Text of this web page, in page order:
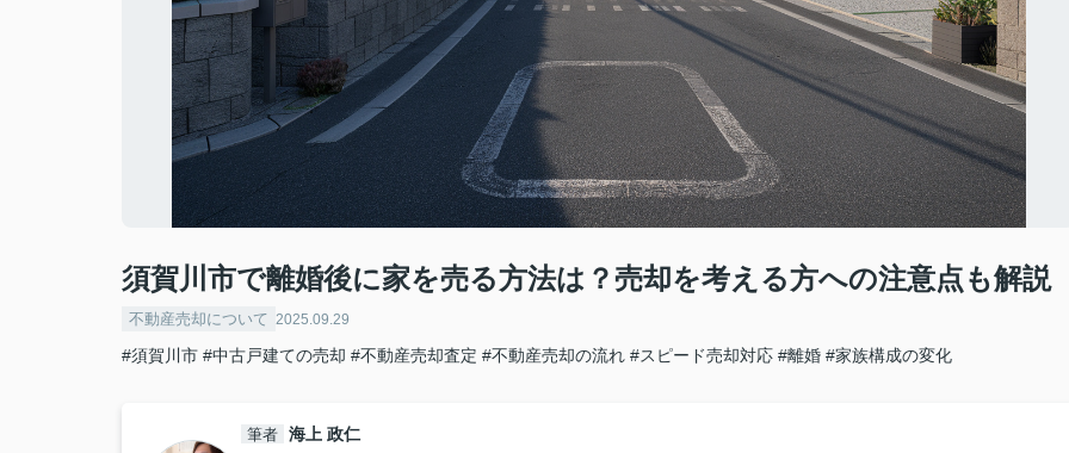
須賀川市で離婚後に家を売る方法は？売却を考える方への注意点も解説
不動産売却について 2025.09.29
#須賀川市 #中古戸建ての売却 #不動産売却査定 #不動産売却の流れ #スピード売却対応 #離婚 #家族構成の変化
筆者 海上 政仁